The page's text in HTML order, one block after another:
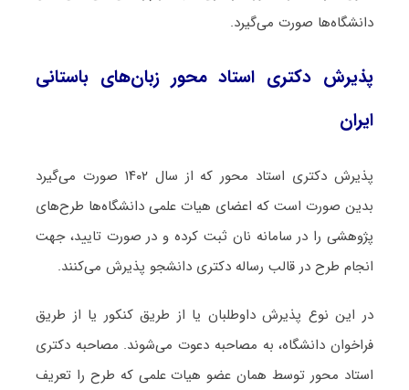
دانشگاه‌ها صورت می‌گیرد.
پذیرش دکتری استاد محور زبان‌های باستانی
ایران
پذیرش دکتری استاد محور که از سال ۱۴۰۲ صورت می‌گیرد
بدین صورت است که اعضای هیات علمی دانشگاه‌ها طرح‌های
پژوهشی را در سامانه نان ثبت کرده و در صورت تایید، جهت
انجام طرح در قالب رساله دکتری دانشجو پذیرش می‌کنند.
در این نوع پذیرش داوطلبان یا از طریق کنکور یا از طریق
فراخوان دانشگاه، به مصاحبه دعوت می‌شوند. مصاحبه دکتری
استاد محور توسط همان عضو هیات علمی که طرح را تعریف